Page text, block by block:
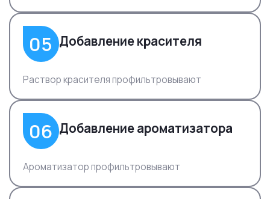
05 Добавление красителя
Раствор красителя профильтровывают
06 Добавление ароматизатора
Ароматизатор профильтровывают